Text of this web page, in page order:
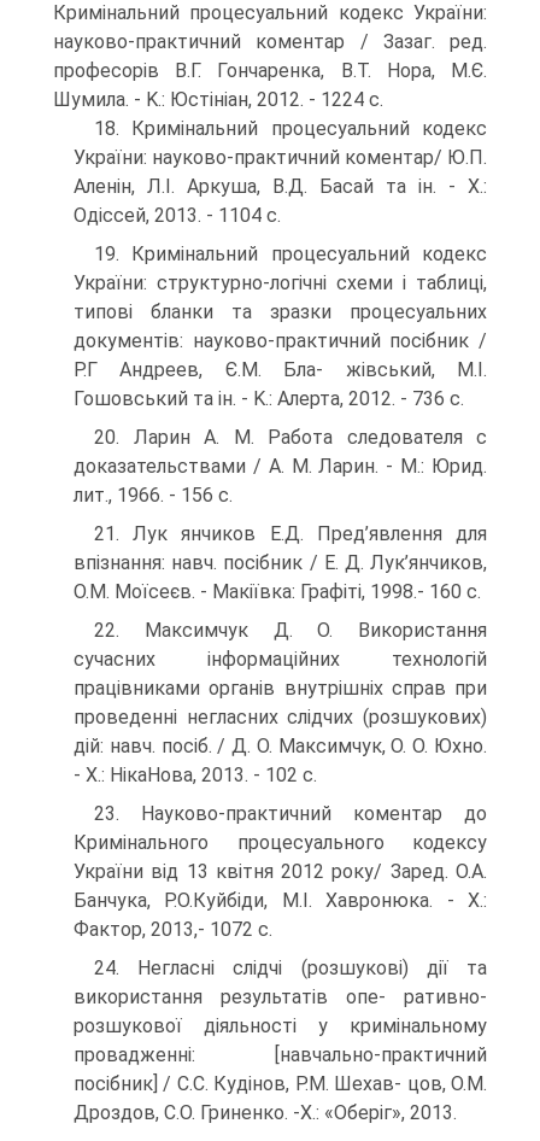
Кримінальний процесуальний кодекс України:
науково-прак­тичний коментар / Зазаг. ред.
професорів В.Г. Гончаренка, В.Т. Нора, М.Є.
Шумила. - K.: Юстініан, 2012. - 1224 с.
18. Кримінальний процесуальний кодекс
України: науково-прак­тичний коментар/ Ю.П.
Аленін, Л.І. Аркуша, В.Д. Басай та ін. - X.:
Одіссей, 2013. - 1104 с.
19. Кримінальний процесуальний кодекс
України: структурно-логіч­ні схеми і таблиці,
типові бланки та зразки процесуальних
доку­ментів: науково-практичний посібник /
Р.Г Андреев, Є.М. Бла- жівський, М.І.
Гошовський та ін. - K.: Алерта, 2012. - 736 с.
20. Ларин А. М. Работа следователя с
доказательствами / А. М. Ла­рин. - M.: Юрид.
лит., 1966. - 156 с.
21. Лук янчиков Е.Д. Пред’явлення для
впізнання: навч. посіб­ник / Е. Д. Лук’янчиков,
О.М. Моїсеєв. - Макіївка: Графіті, 1998.- 160 с.
22. Максимчук Д. О. Використання
сучасних інформаційних тех­нологій
працівниками органів внутрішніх справ при
про­веденні негласних слідчих (розшукових)
дій: навч. посіб. / Д. О. Максимчук, О. О. Юхно.
- X.: НікаНова, 2013. - 102 с.
23. Науково-практичний коментар до
Кримінального проце­суального кодексу
України від 13 квітня 2012 року/ Заред. О.А.
Банчука, Р.О.Куйбіди, М.І. Хавронюка. - X.:
Фактор, 2013,- 1072 с.
24. Негласні слідчі (розшукові) дії та
використання результатів опе- ративно-
розшукової діяльності у кримінальному
провадженні: [навчально-практичний
посібник] / С.С. Кудінов, Р.М. Шехав- цов, О.М.
Дроздов, С.О. Гриненко. -X.: «Оберіг», 2013.